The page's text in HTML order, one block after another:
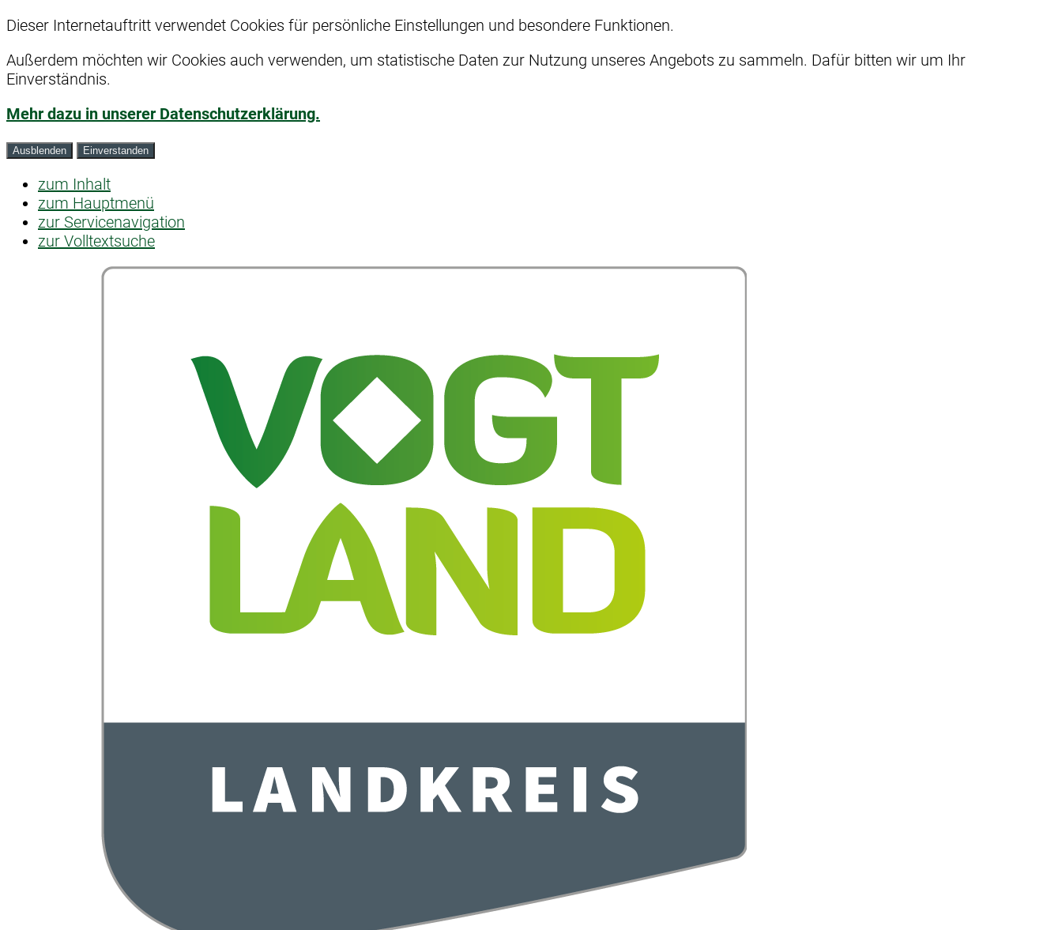
Dieser Internetauftritt verwendet Cookies für persönliche Einstellungen und besondere Funktionen.
Außerdem möchten wir Cookies auch verwenden, um statistische Daten zur Nutzung unseres Angebots zu sammeln. Dafür bitten wir um Ihr
Einverständnis.
Mehr dazu in unserer Datenschutzerklärung.
Ausblenden Einverstanden
zum Inhalt
zum Hauptmenü
zur Servicenavigation
zur Volltextsuche